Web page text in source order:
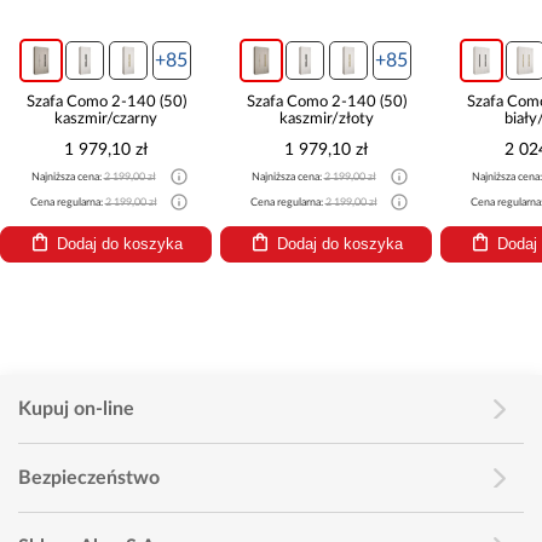
+85
Szafa Como 2-140 (50)
kaszmir/czarny
1 979,10 zł
Najniższa cena:2 199,00 zł
Cena regularna:2 199,00 zł
Dodaj do koszyka
+85
Szafa Como 2-140 (50)
kaszmir/złoty
1 979,10 zł
Najniższa cena:2 199,00 zł
Cena regularna:2 199,00 zł
Dodaj do koszyka
Szafa
2
Najniższa
Cena
Kupuj on-line
Bezpieczeństwo